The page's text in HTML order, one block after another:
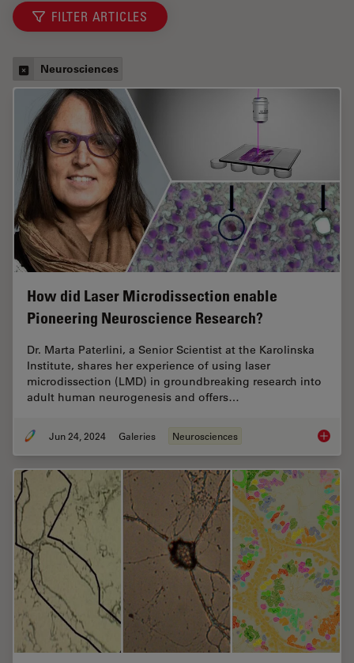
FILTER ARTICLES
Neurosciences
How did Laser Microdissection enable
Pioneering Neuroscience Research?
Dr. Marta Paterlini, a Senior Scientist at the Karolinska
Institute, shares her experience of using laser
microdissection (LMD) in groundbreaking research into
adult human neurogenesis and offers…
Jun 24, 2024 Galeries Neurosciences How